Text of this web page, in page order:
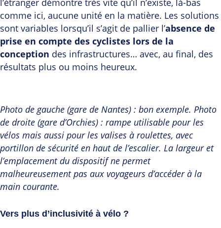
comme ici, aucune unité en la matière. Les solutions
sont variables lorsqu’il s’agit de pallier l’absence de
prise en compte des cyclistes lors de la
conception des infrastructures… avec, au final, des
résultats plus ou moins heureux.
Photo de gauche (gare de Nantes) : bon exemple. Photo
de droite (gare d’Orchies) : rampe utilisable pour les
vélos mais aussi pour les valises à roulettes, avec
portillon de sécurité en haut de l’escalier. La largeur et
l’emplacement du dispositif ne permet
malheureusement pas aux voyageurs d’accéder à la
main courante.
Vers plus d’inclusivité à vélo ?